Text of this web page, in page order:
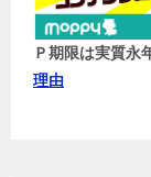
Ｐ期限は実質永
理由